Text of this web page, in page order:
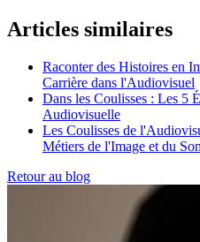
Articles similaires
Raconter des Histoires en
Carrière dans l'Audiovisuel
Dans les Coulisses : Les 5
Audiovisuelle
Les Coulisses de
Métiers de l'Image et du Son
Retour au blog